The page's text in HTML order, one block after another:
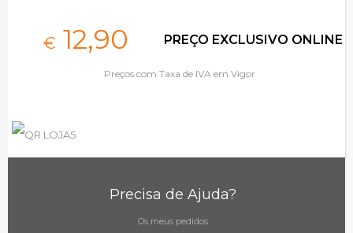
€ 12,90 PREÇO EXCLUSIVO ONLINE
Preços com Taxa de IVA em Vigor
Precisa de Ajuda?
Os meus pedidos